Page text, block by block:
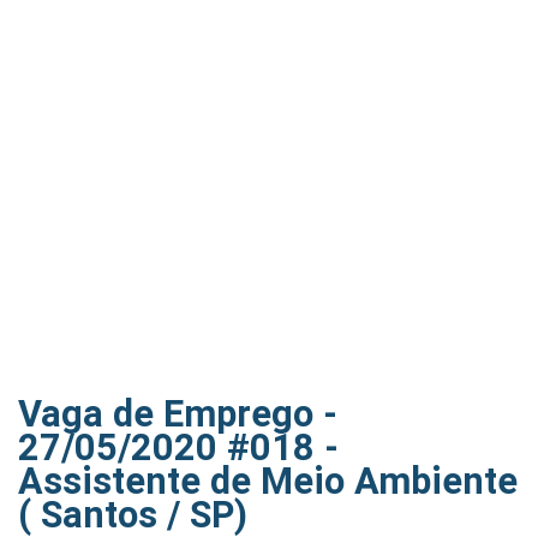
Vaga de Emprego -
27/05/2020 #018 -
Assistente de Meio Ambiente
( Santos / SP)